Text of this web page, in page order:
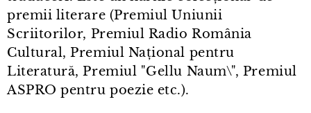
premii literare (Premiul Uniunii
Scriitorilor, Premiul Radio România
Cultural, Premiul Național pentru
Literatură, Premiul "Gellu Naum\", Premiul
ASPRO pentru poezie etc.).